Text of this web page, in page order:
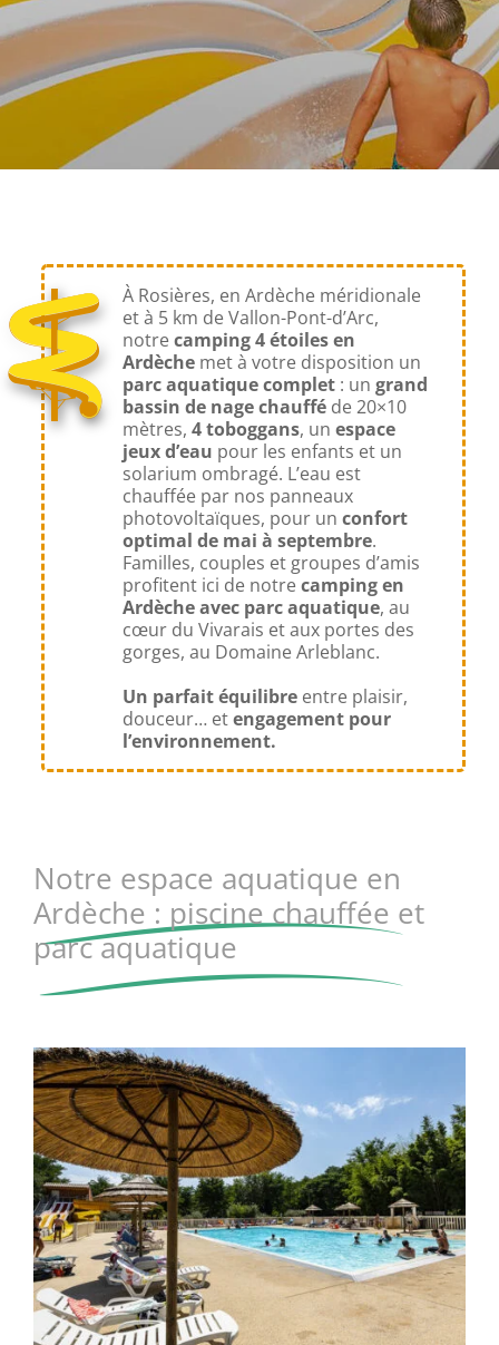
À Rosières, en Ardèche méridionale
et à 5 km de Vallon-Pont-d’Arc,
notrecamping 4 étoiles en
Ardèche met à votre disposition un
parc aquatique complet : ungrand
bassin de nage chauffé de 20×10
mètres,4 toboggans, unespace
jeux d’eau pour les enfants et un
solarium ombragé. L’eau est
chauffée par nos panneaux
photovoltaïques, pour unconfort
optimal de mai à septembre.
Familles, couples et groupes d’amis
profitent ici de notrecamping en
Ardèche avec parc aquatique, au
cœur du Vivarais et aux portes des
gorges, au Domaine Arleblanc.
Un parfait équilibre entre plaisir,
douceur… etengagement pour
l’environnement.
Notre espace aquatique en
Ardèche : piscine chauffée et
parc aquatique